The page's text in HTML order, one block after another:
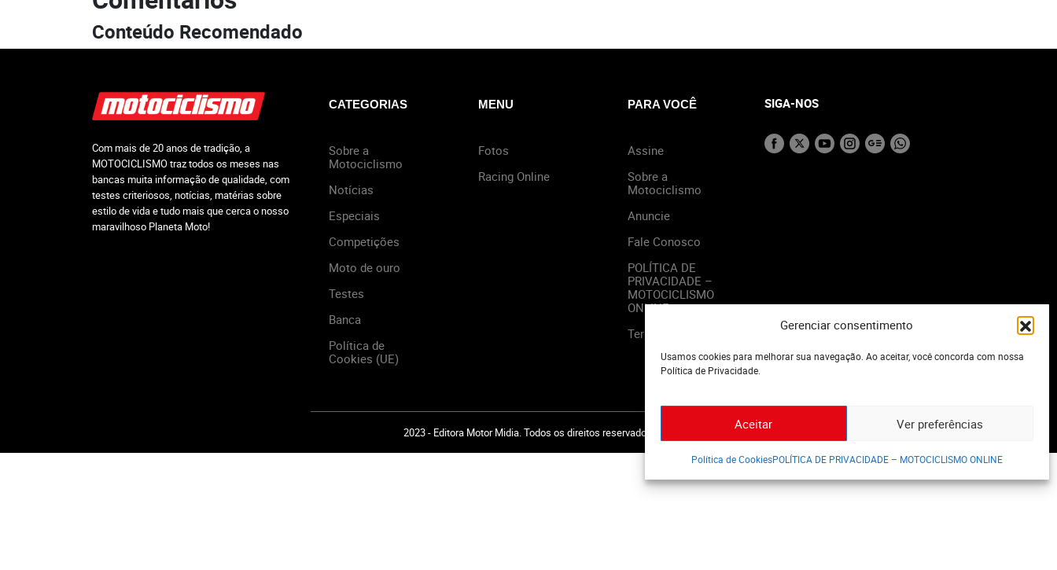
Gerenciar consentimento
Usamos cookies para melhorar sua navegação. Ao aceitar, você concorda com nossa
Política de Privacidade.
Aceitar Ver preferências
Política de CookiesPOLÍTICA DE PRIVACIDADE – MOTOCICLISMO ONLINE
Conteúdo Recomendado
Com mais de 20 anos de tradição, a
MOTOCICLISMO traz todos os meses nas
bancas muita informação de qualidade, com
testes criteriosos, notícias, matérias sobre
estilo de vida e tudo mais que cerca o nosso
maravilhoso Planeta Moto!
CATEGORIAS
Sobre a
Motociclismo
Notícias
Especiais
Competições
Moto de ouro
Testes
Banca
Política de
Cookies (UE)
MENU
Fotos
Racing Online
PARA VOCÊ
Assine
Sobre a
Motociclismo
Anuncie
Fale Conosco
POLÍTICA DE
PRIVACIDADE –
MOTOCICLISMO
ONLINE
Termos de Uso
SIGA-NOS
2023 - Editora Motor Midia. Todos os direitos reservados.